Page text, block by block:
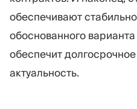
обеспечивают
обоснованного
обеспечит
актуальность.